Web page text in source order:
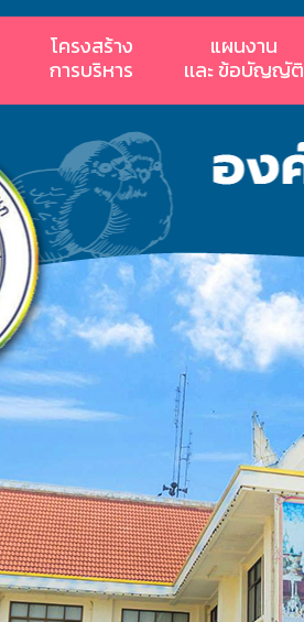
โครงสร้าง
การบริหาร
แผนงาน
เเละ ข้อบัญญัติ